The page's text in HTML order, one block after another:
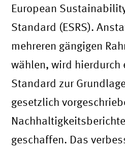
European
Standard (ESRS).
mehreren gängigen
wählen, wird hierdurch
Standard zur
gesetzlich
geschaffen. Das